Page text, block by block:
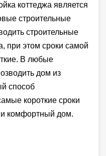
коттеджа является
строительные
строительные
при этом сроки самой
В любые
дом из
способ
короткие сроки
комфортный дом.